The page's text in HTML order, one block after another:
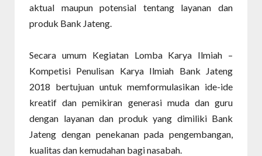
aktual maupun potensial tentang layanan dan
produk Bank Jateng.
Secara umum Kegiatan Lomba Karya Ilmiah –
Kompetisi Penulisan Karya Ilmiah Bank Jateng
2018 bertujuan untuk memformulasikan ide-ide
kreatif dan pemikiran generasi muda dan guru
dengan layanan dan produk yang dimiliki Bank
Jateng dengan penekanan pada pengembangan,
kualitas dan kemudahan bagi nasabah.